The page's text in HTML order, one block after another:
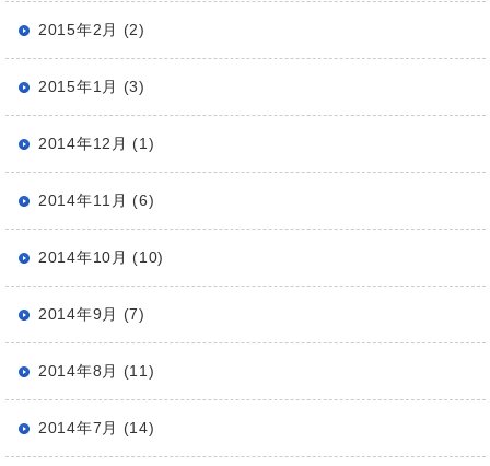
2015年2月 (2)
2015年1月 (3)
2014年12月 (1)
2014年11月 (6)
2014年10月 (10)
2014年9月 (7)
2014年8月 (11)
2014年7月 (14)